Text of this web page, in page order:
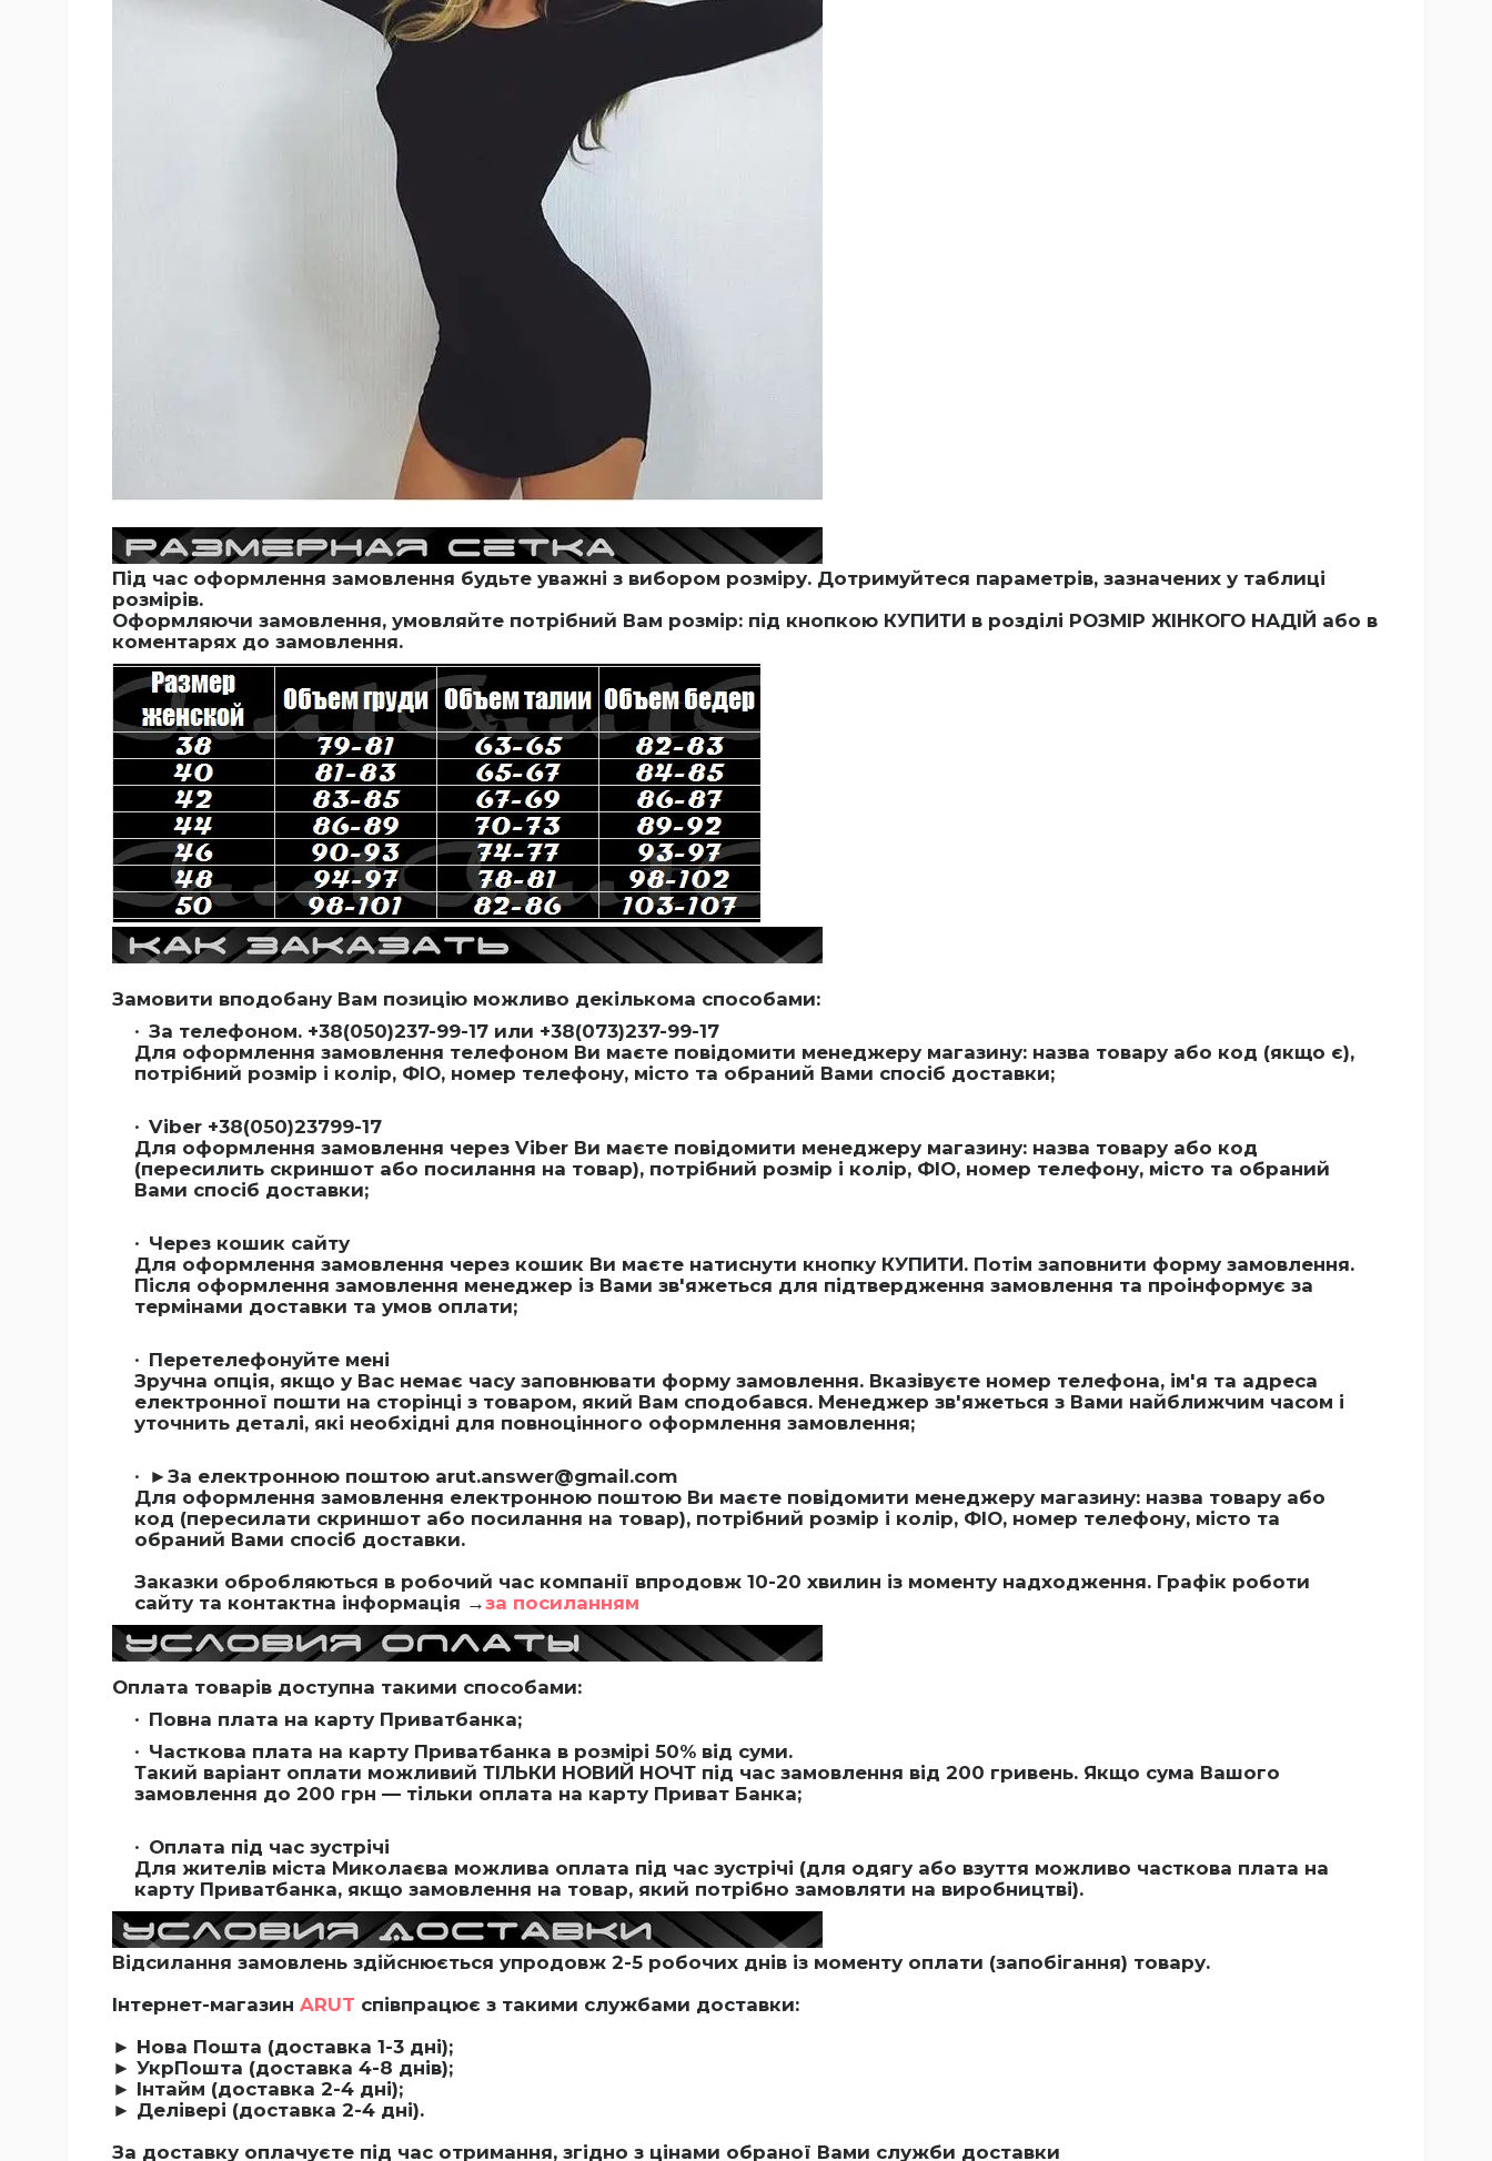
Під час оформлення замовлення будьте уважні з вибором розміру. Дотримуйтеся параметрів, зазначених у таблиці
розмірів.
Оформляючи замовлення, умовляйте потрібний Вам розмір: під кнопкою КУПИТИ в розділі РОЗМІР ЖІНКОГО НАДІЙ або в
коментарях до замовлення.
Замовити вподобану Вам позицію можливо декількома способами:
За телефоном. +38(050)237-99-17 или +38(073)237-99-17
Для оформлення замовлення телефоном Ви маєте повідомити менеджеру магазину: назва товару або код (якщо є),
потрібний розмір і колір, ФІО, номер телефону, місто та обраний Вами спосіб доставки;
Viber +38(050)23799-17
Для оформлення замовлення через Viber Ви маєте повідомити менеджеру магазину: назва товару або код
(пересилить скриншот або посилання на товар), потрібний розмір і колір, ФІО, номер телефону, місто та обраний
Вами спосіб доставки;
Через кошик сайту
Для оформлення замовлення через кошик Ви маєте натиснути кнопку КУПИТИ. Потім заповнити форму замовлення.
Після оформлення замовлення менеджер із Вами зв'яжеться для підтвердження замовлення та проінформує за
термінами доставки та умов оплати;
Перетелефонуйте мені
Зручна опція, якщо у Вас немає часу заповнювати форму замовлення. Вказівуєте номер телефона, ім'я та адреса
електронної пошти на сторінці з товаром, який Вам сподобався. Менеджер зв'яжеться з Вами найближчим часом і
уточнить деталі, які необхідні для повноцінного оформлення замовлення;
►За електронною поштою arut.answer@gmail.com
Для оформлення замовлення електронною поштою Ви маєте повідомити менеджеру магазину: назва товару або
код (пересилати скриншот або посилання на товар), потрібний розмір і колір, ФІО, номер телефону, місто та
обраний Вами спосіб доставки.
Заказки обробляються в робочий час компанії впродовж 10-20 хвилин із моменту надходження. Графік роботи
сайту та контактна інформація →за посиланням
Оплата товарів доступна такими способами:
Повна плата на карту Приватбанка;
Часткова плата на карту Приватбанка в розмірі 50% від суми.
Такий варіант оплати можливий ТІЛЬКИ НОВИЙ НОЧТ під час замовлення від 200 гривень. Якщо сума Вашого
замовлення до 200 грн — тільки оплата на карту Приват Банка;
Оплата під час зустрічі
Для жителів міста Миколаєва можлива оплата під час зустрічі (для одягу або взуття можливо часткова плата на
карту Приватбанка, якщо замовлення на товар, який потрібно замовляти на виробництві).
Відсилання замовлень здійснюється упродовж 2-5 робочих днів із моменту оплати (запобігання) товару.
Інтернет-магазин ARUT співпрацює з такими службами доставки:
► Нова Пошта (доставка 1-3 дні);
► УкрПошта (доставка 4-8 днів);
► Інтайм (доставка 2-4 дні);
► Делівері (доставка 2-4 дні).
За доставку оплачуєте під час отримання, згідно з цінами обраної Вами служби доставки